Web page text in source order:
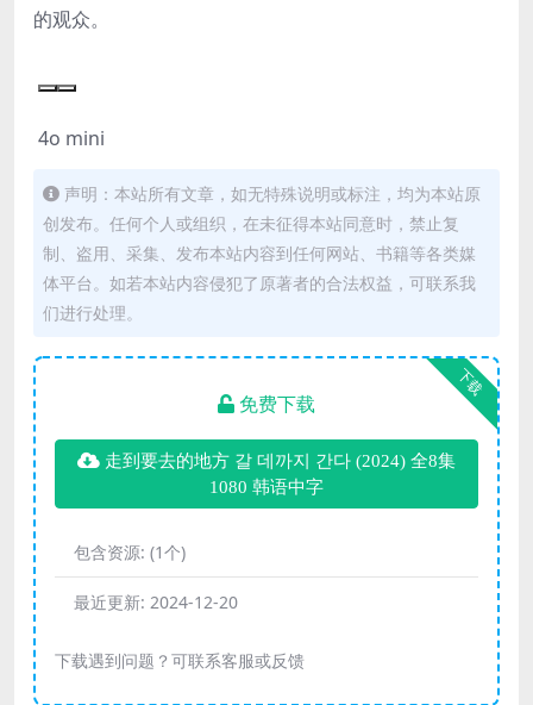
的观众。
4o mini
声明：本站所有文章，如无特殊说明或标注，均为本站原
创发布。任何个人或组织，在未征得本站同意时，禁止复
制、盗用、采集、发布本站内容到任何网站、书籍等各类媒
体平台。如若本站内容侵犯了原著者的合法权益，可联系我
们进行处理。
下载
免费下载
走到要去的地方 갈 데까지 간다 (2024) 全8集
1080 韩语中字
包含资源: (1个)
最近更新: 2024-12-20
下载遇到问题？可联系客服或反馈